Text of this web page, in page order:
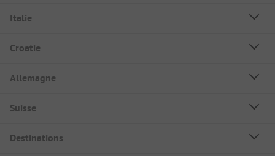
Italie
Croatie
Allemagne
Suisse
Destinations